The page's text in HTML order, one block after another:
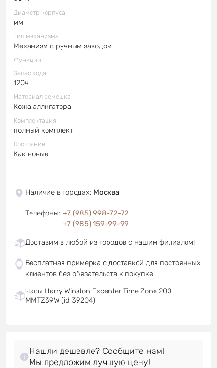
Диаметр корпуса
мм
Тип механизма
Механизм с ручным заводом
Функции
Запас хода
120ч
Материал ремешка
Кожа аллигатора
Комплектация
полный комплект
Состояние
Как новые
Наличие в городах: Москва
Телефоны: +7 (985) 998-72-72
+7 (985) 159-99-99
Доставим в любой из городов с нашим филиалом!
Бесплатная примерка с доставкой для постоянных
клиентов без обязательств к покупке
Часы Harry Winston Excenter Time Zone 200-
MMTZ39W (id 39204)
Нашли дешевле? Сообщите нам!
Мы предложим лучшую цену!